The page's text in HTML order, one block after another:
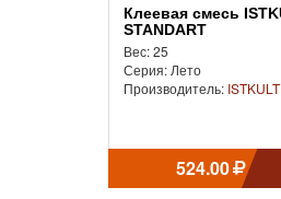
Клеевая смесь ISTKULT
STANDART
Вес: 25
Серия: Лето
Производитель: ISTKULT
524.00